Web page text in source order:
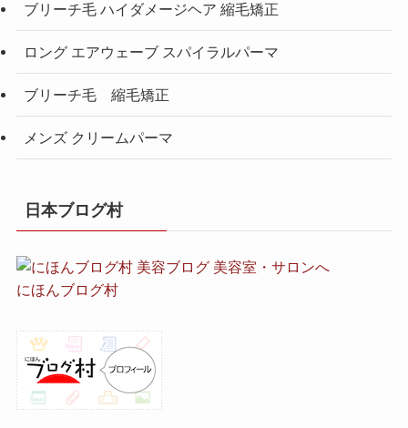
ブリーチ毛 ハイダメージヘア 縮毛矯正
ロング エアウェーブ スパイラルパーマ
ブリーチ毛 縮毛矯正
メンズ クリームパーマ
日本ブログ村
にほんブログ村